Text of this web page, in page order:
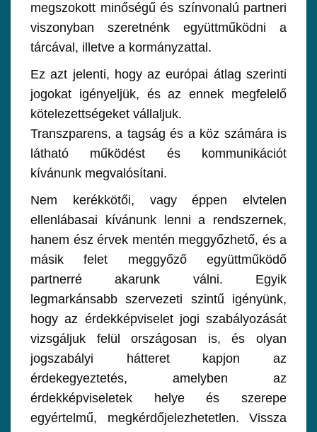
megszokott minőségű és színvonalú partneri
viszonyban szeretnénk együttműködni a
tárcával, illetve a kormányzattal.
Ez azt jelenti, hogy az európai átlag szerinti
jogokat igényeljük, és az ennek megfelelő
kötelezettségeket vállaljuk.
Transzparens, a tagság és a köz számára is
látható működést és kommunikációt
kívánunk megvalósítani.
Nem kerékkötői, vagy éppen elvtelen
ellenlábasai kívánunk lenni a rendszernek,
hanem ész érvek mentén meggyőzhető, és a
másik felet meggyőző együttműködő
partnerré akarunk válni. Egyik
legmarkánsabb szervezeti szintű igényünk,
hogy az érdekképviselet jogi szabályozását
vizsgáljuk felül országosan is, és olyan
jogszabályi hátteret kapjon az
érdekegyeztetés, amelyben az
érdekképviseletek helye és szerepe
egyértelmű, megkérdőjelezhetetlen. Vissza